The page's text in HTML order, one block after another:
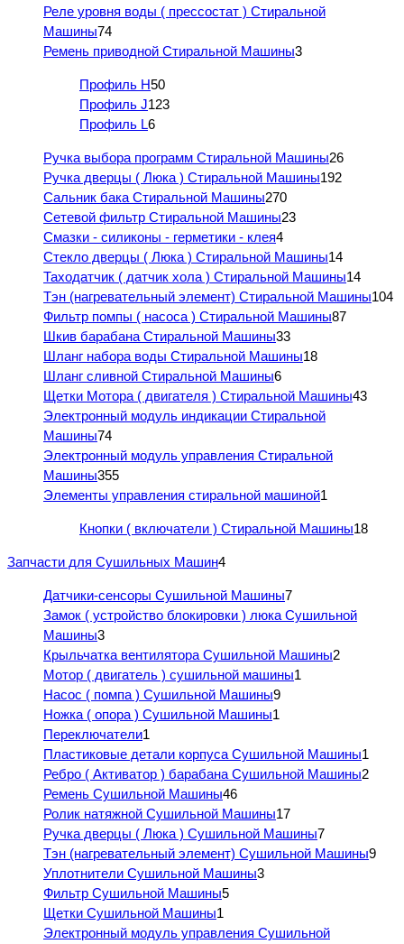
Реле уровня воды ( прессостат ) Стиральной
Машины74
Ремень приводной Стиральной Машины3
Профиль H50
Профиль J123
Профиль L6
Ручка выбора программ Стиральной Машины26
Ручка дверцы ( Люка ) Стиральной Машины192
Сальник бака Стиральной Машины270
Сетевой фильтр Стиральной Машины23
Смазки - силиконы - герметики - клея4
Стекло дверцы ( Люка ) Стиральной Машины14
Таходатчик ( датчик хола ) Стиральной Машины14
Тэн (нагревательный элемент) Стиральной Машины104
Фильтр помпы ( насоса ) Стиральной Машины87
Шкив барабана Стиральной Машины33
Шланг набора воды Стиральной Машины18
Шланг сливной Стиральной Машины6
Щетки Мотора ( двигателя ) Стиральной Машины43
Электронный модуль индикации Стиральной
Машины74
Электронный модуль управления Стиральной
Машины355
Элементы управления стиральной машиной1
Кнопки ( включатели ) Стиральной Машины18
Запчасти для Сушильных Машин4
Датчики-сенсоры Сушильной Машины7
Замок ( устройство блокировки ) люка Сушильной
Машины3
Крыльчатка вентилятора Сушильной Машины2
Мотор ( двигатель ) сушильной машины1
Насос ( помпа ) Сушильной Машины9
Ножка ( опора ) Сушильной Машины1
Переключатели1
Пластиковые детали корпуса Сушильной Машины1
Ребро ( Активатор ) барабана Сушильной Машины2
Ремень Сушильной Машины46
Ролик натяжной Сушильной Машины17
Ручка дверцы ( Люка ) Сушильной Машины7
Тэн (нагревательный элемент) Сушильной Машины9
Уплотнители Сушильной Машины3
Фильтр Сушильной Машины5
Щетки Сушильной Машины1
Электронный модуль управления Сушильной